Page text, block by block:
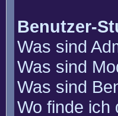
Benutzer-
Was sind
Was sind
Was sind
Wo finde ich